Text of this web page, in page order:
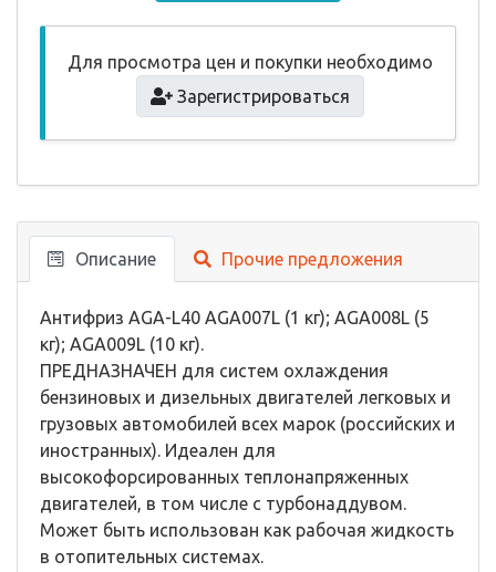
Для просмотра цен и покупки необходимо
Зарегистрироваться
Описание Прочие предложения
Антифриз AGA-L40 AGA007L (1 кг); AGA008L (5
кг); AGA009L (10 кг).
ПРЕДНАЗНАЧЕН для систем охлаждения
бензиновых и дизельных двигателей легковых и
грузовых автомобилей всех марок (российских и
иностранных). Идеален для
высокофорсированных теплонапряженных
двигателей, в том числе с турбонаддувом.
Может быть использован как рабочая жидкость
в отопительных системах.